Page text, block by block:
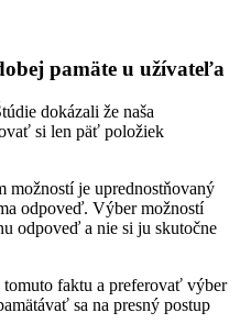
pamäte u užívateľa
dokázali že naša
si len päť položiek
možností je uprednostňovaný
odpoveď. Výber možností
odpoveď a nie si ju skutočne
faktu a preferovať výber
sa na presný postup